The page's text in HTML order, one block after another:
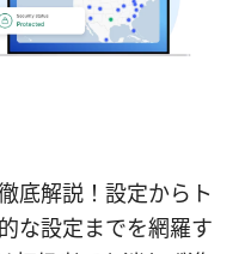
底解説！設定からト
な設定までを網羅す